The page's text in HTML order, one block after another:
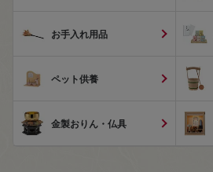
お手入れ用品
ペット供養
金製おりん・仏具